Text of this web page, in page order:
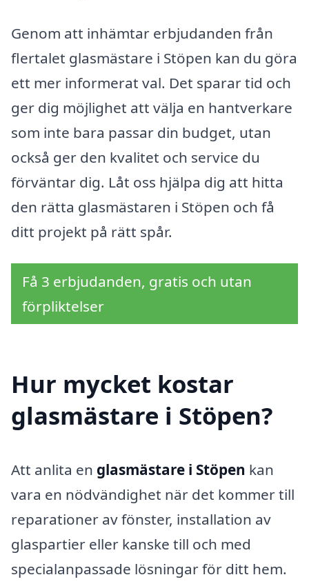
Genom att inhämtar erbjudanden från
flertalet glasmästare i Stöpen kan du göra
ett mer informerat val. Det sparar tid och
ger dig möjlighet att välja en hantverkare
som inte bara passar din budget, utan
också ger den kvalitet och service du
förväntar dig. Låt oss hjälpa dig att hitta
den rätta glasmästaren i Stöpen och få
ditt projekt på rätt spår.
Få 3 erbjudanden, gratis och utan
förpliktelser
Hur mycket kostar
glasmästare i Stöpen?
Att anlita en glasmästare i Stöpen kan
vara en nödvändighet när det kommer till
reparationer av fönster, installation av
glaspartier eller kanske till och med
specialanpassade lösningar för ditt hem.